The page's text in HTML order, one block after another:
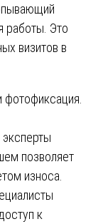
работы. Это
визитов в
позволяет
износа.
к